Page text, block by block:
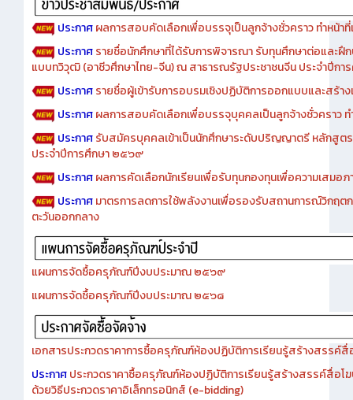
ประกาศผลการสอบคัดเลือกเพื่อบรรจุเป็นลูกจ้างชั่วคราว ทำหน้าที่
ประกาศรายชื่อนักศึกษาที่ได้รับการพิจารณา รับทุนศึกษาต่อและฝึ
แบบทวิวุฒิ (อาชีวศึกษาไทย-จีน) ณ สาธารณรัฐประชาชนจีน ประจำปีก
ประกาศรายชื่อผู้เข้ารับการอบรมเชิงปฏิบัติการออกแบบและสร้า
ประกาศผลการสอบคัดเลือกเพื่อบรรจุบุคคลเป็นลูกจ้างชั่วคราว ท
ประกาศรับสมัครบุคคลเข้าเป็นนักศึกษาระดับปริญญาตรี หลักสูต
ประจำปีการศึกษา ๒๕๖๙
ประกาศผลการคัดเลือกนักเรียนเพื่อรับทุนกองทุนเพื่อความเสมอ
ประกาศมาตรการลดการใช้พลังงานเพื่อรองรับสถานการณ์วิกฤ
ตะวันออกกลาง
แผนการจัดซื้อครุภัณฑ์ปีงบประมาณ ๒๕๖๙
แผนการจัดซื้อครุภัณฑ์ปีงบประมาณ ๒๕๖๘
เอกสารประกวดราคาการซื้อครุภัณฑ์ห้องปฏิบัติการเรียนรู้สร้างสรรค์
ประกาศประกวดราคาซื้อครุภัณฑ์ห้องปฏิบัติการเรียนรู้สร้างสรรค์สื่อโ
ด้วยวิธีประกวดราคาอิเล็กทรอนิกส์ (e-bidding)